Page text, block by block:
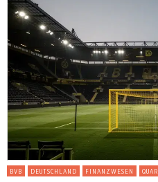
VAT Group Aktie: 856
BVB DEUTSCHLAND FINANZWESEN